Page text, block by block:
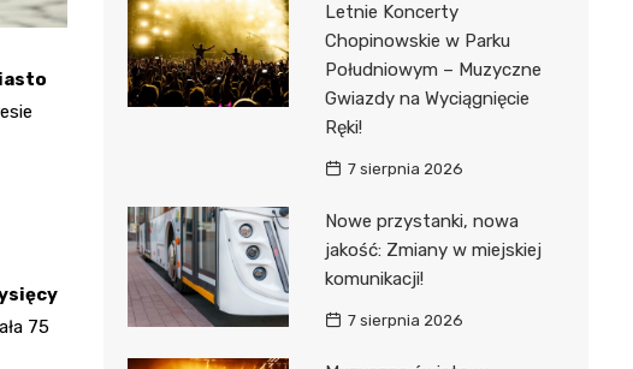
75
Letnie Koncerty
Chopinowskie w Parku
Południowym – Muzyczne
Gwiazdy na Wyciągnięcie
Ręki!
7 sierpnia 2026
Nowe przystanki, nowa
jakość: Zmiany w miejskiej
komunikacji!
7 sierpnia 2026